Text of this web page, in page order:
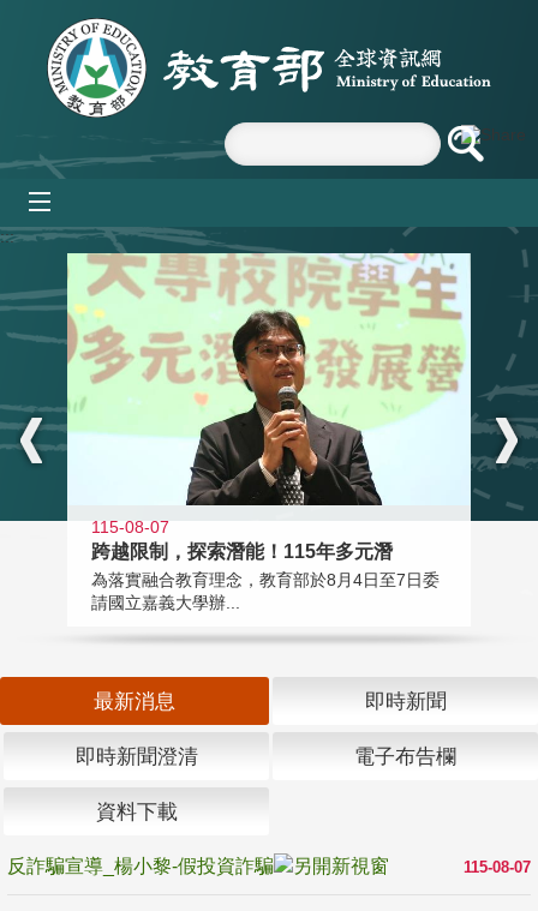
跳到主要內容區塊
:::
115-08-07
跨越限制，探索潛能！115年多元潛
為落實融合教育理念，教育部於8月4日至7日委
請國立嘉義大學辦...
最新消息 即時新聞
即時新聞澄清 電子布告欄
資料下載
115-08-07
反詐騙宣導_楊小黎-假投資詐騙